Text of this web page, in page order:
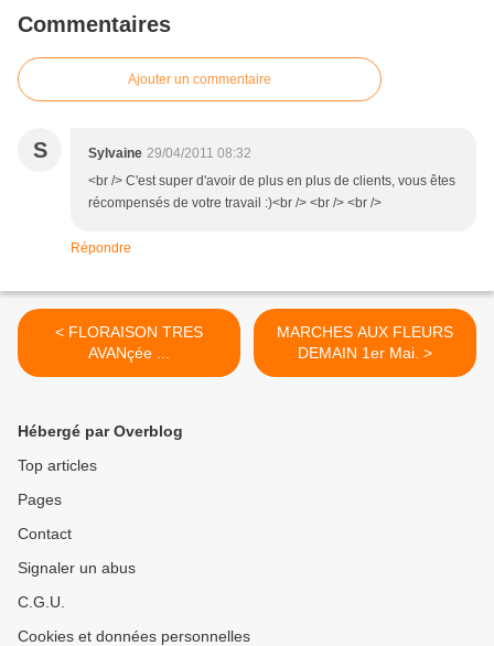
Commentaires
Ajouter un commentaire
S Sylvaine 29/04/2011 08:32
<br /> C'est super d'avoir de plus en plus de clients, vous êtes
récompensés de votre travail :)<br /> <br /> <br />
Répondre
< FLORAISON TRES
AVANçée ...
MARCHES AUX FLEURS
DEMAIN 1er Mai. >
Hébergé par Overblog
Top articles
Pages
Contact
Signaler un abus
C.G.U.
Cookies et données personnelles